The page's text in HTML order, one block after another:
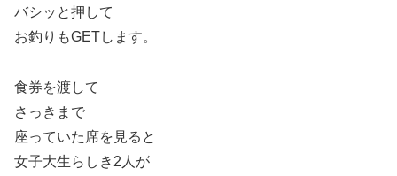
バシッと押して
お釣りもGETします。
食券を渡して
さっきまで
座っていた席を見ると
女子大生らしき2人が